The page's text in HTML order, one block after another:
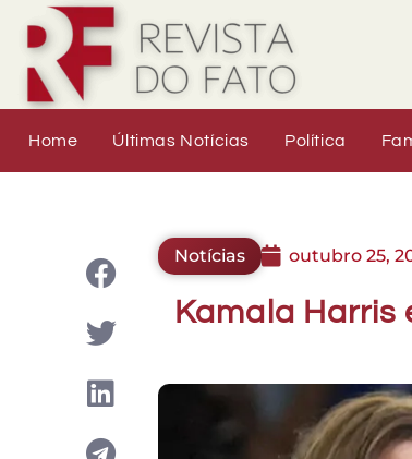
Home Últimas Notícias Política
Notícias outubro 25,
Kamala Harris